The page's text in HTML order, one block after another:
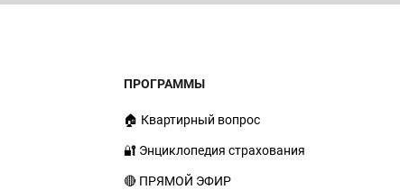
ПРОГРАММЫ
🏠 Квартирный вопрос
🔐 Энциклопедия страхования
🔴 ПРЯМОЙ ЭФИР